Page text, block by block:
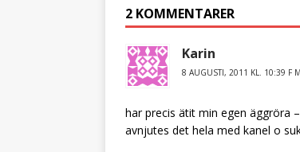
2 KOMMENTARER
Karin
8 AUGUSTI, 2011 KL. 10:39 F M
har precis ätit min egen äggröra
avnjutes det hela med kanel o